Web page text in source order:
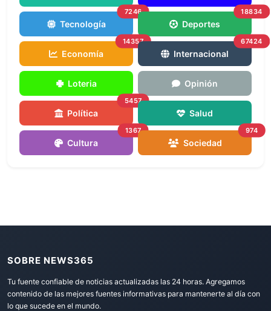
Tecnología
7246
Deportes
18834
Economía
14357
Internacional
67424
Loteria Opinión
Política
5457
Salud
Cultura
1367
Sociedad
974
SOBRE NEWS365
Tu fuente confiable de noticias actualizadas las 24 horas. Agregamos
contenido de las mejores fuentes informativas para mantenerte al día con
lo que sucede en el mundo.